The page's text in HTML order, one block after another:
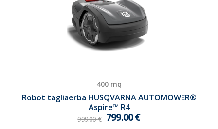
400 mq
Robot tagliaerba HUSQVARNA AUTOMOWER®
Aspire™ R4
999.00€ 799.00€